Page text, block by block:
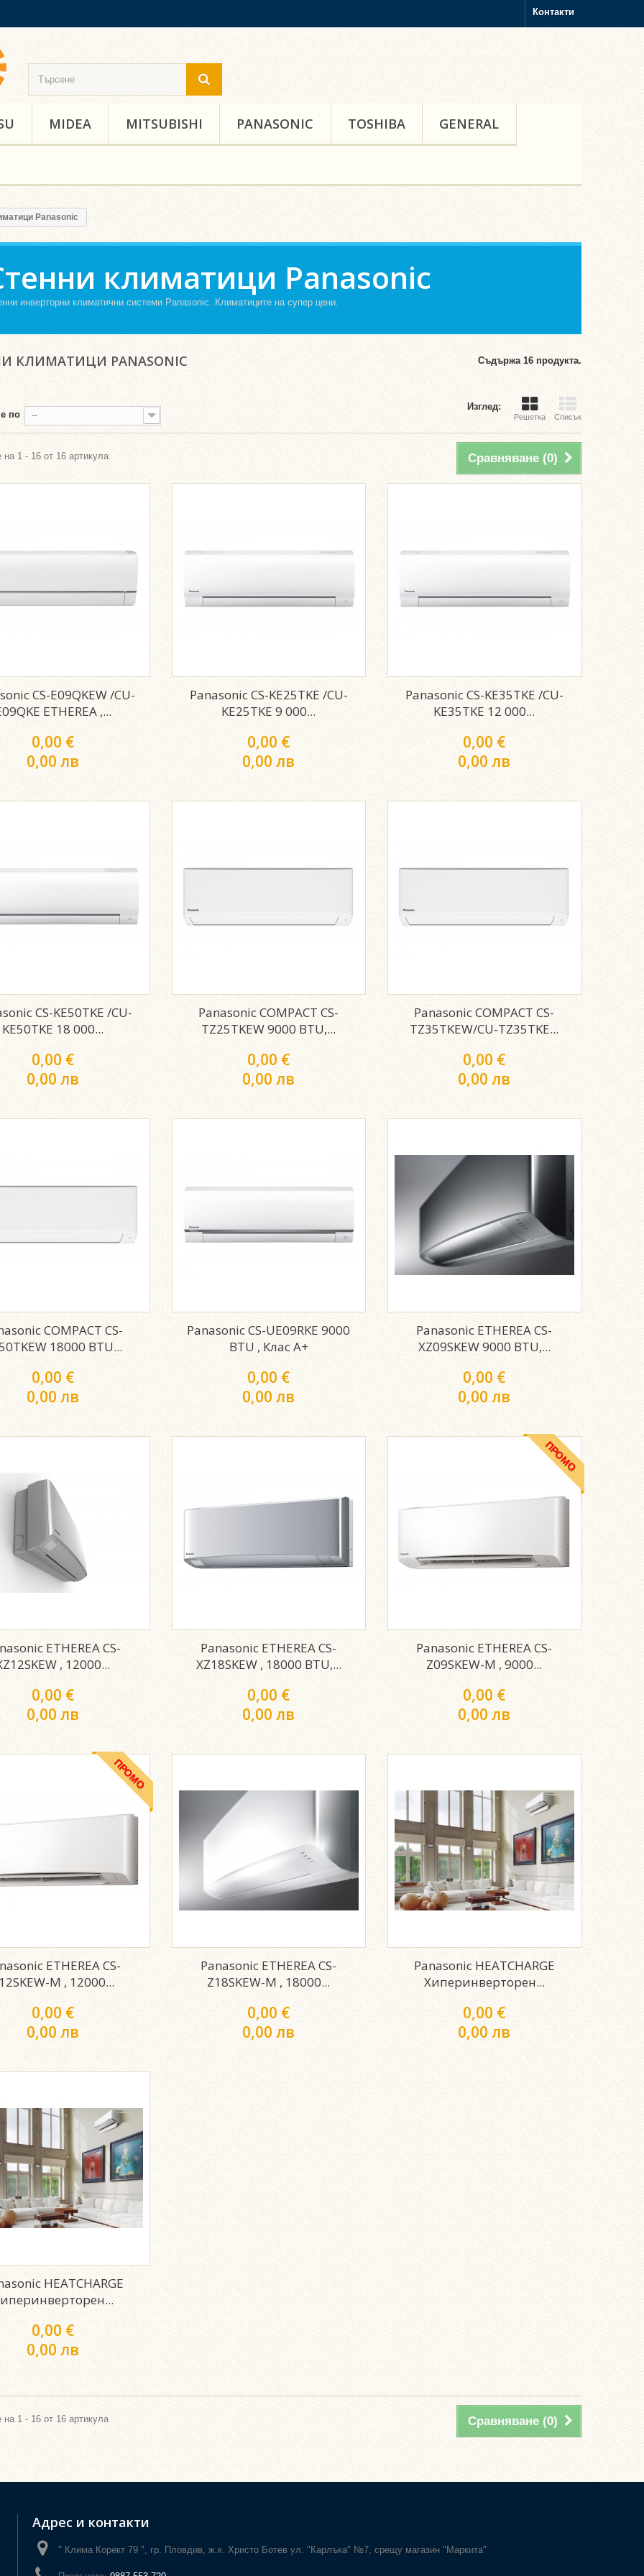
Контакти
MIDEA MITSUBISHI PANASONIC TOSHIBA GENERAL
Panasonic
климатици Panasonic
инверторни климатични системи Panasonic. Климатиците на супер цени.
КЛИМАТИЦИ PANASONIC Съдържа 16 продукта.
Изглед:
Решетка Списък
по --
Сравняване (0)
на 1 - 16 от 16 артикула
CS-E09QKEW /CU-
ETHEREA ,...
0,00 €
0,00 лв
Panasonic CS-KE25TKE /CU-
KE25TKE 9 000...
0,00 €
0,00 лв
Panasonic CS-KE35TKE /CU-
KE35TKE 12 000...
0,00 €
0,00 лв
CS-KE50TKE /CU-
KE50TKE 18 000...
0,00 €
0,00 лв
Panasonic COMPACT CS-
TZ25TKEW 9000 BTU,...
0,00 €
0,00 лв
Panasonic COMPACT CS-
TZ35TKEW/CU-TZ35TKE...
0,00 €
0,00 лв
COMPACT CS-
18000 BTU...
0,00 €
0,00 лв
Panasonic CS-UE09RKE 9000
BTU , Клас A+
0,00 €
0,00 лв
Panasonic ETHEREA CS-
XZ09SKEW 9000 BTU,...
0,00 €
0,00 лв
ETHEREA CS-
, 12000...
0,00 €
0,00 лв
Panasonic ETHEREA CS-
XZ18SKEW , 18000 BTU,...
0,00 €
0,00 лв
ПРОМО
Panasonic ETHEREA CS-
Z09SKEW-M , 9000...
0,00 €
0,00 лв
ПРОМО
ETHEREA CS-
M , 12000...
0,00 €
0,00 лв
Panasonic ETHEREA CS-
Z18SKEW-M , 18000...
0,00 €
0,00 лв
Panasonic HEATCHARGE
Хиперинверторен...
0,00 €
0,00 лв
HEATCHARGE
0,00 €
0,00 лв
Сравняване (0)
на 1 - 16 от 16 артикула
Адрес и контакти
" Клима Корект 79 ", гр. Пловдив, ж.к. Христо Ботев ул. "Карлъка" №7, срещу магазин "Маркита"